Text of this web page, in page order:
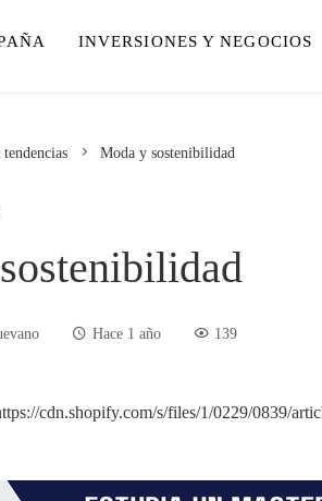
INVERSIONES Y NEGOCIOS
Moda y sostenibilidad
Hace 1 año 139